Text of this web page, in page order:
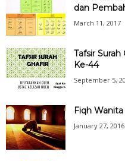
dan
March 11, 2017
Tafsir Surah
Ke-44
September 5,
Fiqh
January 27, 2016